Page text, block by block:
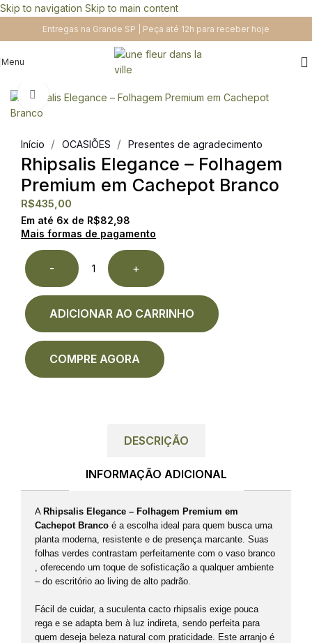
Skip to navigation Skip to main content
Entregas na Grande SP | Peça até 12h para receber hoje
Menu
Clique para ampliar
Início / OCASIÕES / Presentes de agradecimento
Rhipsalis Elegance – Folhagem
Premium em Cachepot Branco
R$435,00
Em até 6x de R$82,98
Mais formas de pagamento
- +
ADICIONAR AO CARRINHO
COMPRE AGORA
DESCRIÇÃO
INFORMAÇÃO ADICIONAL
A Rhipsalis Elegance – Folhagem Premium em
Cachepot Branco é a escolha ideal para quem busca uma
planta moderna, resistente e de presença marcante. Suas
folhas verdes contrastam perfeitamente com o vaso branco
, oferecendo um toque de sofisticação a qualquer ambiente
– do escritório ao living de alto padrão.
Fácil de cuidar, a suculenta cacto rhipsalis exige pouca
rega e se adapta bem à luz indireta, sendo perfeita para
quem deseja beleza natural com praticidade. Este arranjo é